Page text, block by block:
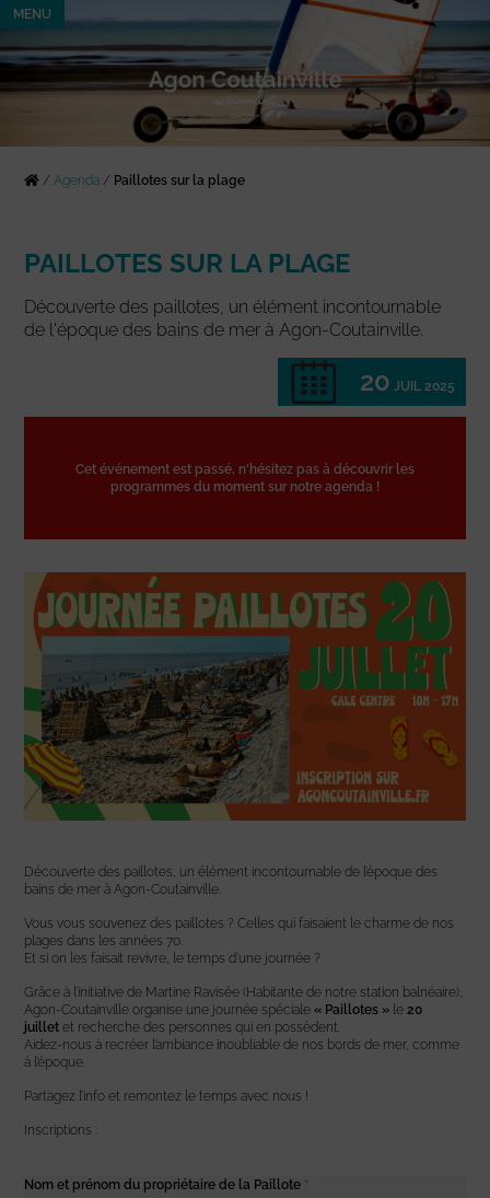
MENU
/Agenda / Paillotes sur la plage
PAILLOTES SUR LA PLAGE
Découverte des paillotes, un élément incontournable
de l'époque des bains de mer à Agon-Coutainville.
20 JUIL 2025
Cet événement est passé, n'hésitez pas à découvrir les
programmes du moment sur notre agenda !
Découverte des paillotes, un élément incontournable de l’époque des
bains de mer à Agon-Coutainville.
Vous vous souvenez des paillotes ? Celles qui faisaient le charme de nos
plages dans les années 70.
Et si on les faisait revivre, le temps d’une journée ?
Grâce à l’initiative de Martine Ravisée (Habitante de notre station balnéaire),
Agon-Coutainville organise une journée spéciale« Paillotes » le20
juillet et recherche des personnes qui en possèdent.
Aidez-nous à recréer l’ambiance inoubliable de nos bords de mer, comme
à l’époque.
Partagez l’info et remontez le temps avec nous !
Inscriptions :
Nom et prénom du propriétaire de la Paillote *